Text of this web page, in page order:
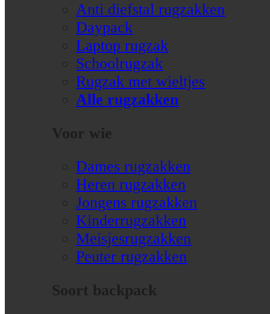
Anti diefstal rugzakken
Daypack
Laptop rugzak
Schoolrugzak
Rugzak met wieltjes
Alle rugzakken
Voor wie
Dames rugzakken
Heren rugzakken
Jongens rugzakken
Kinderrugzakken
Meisjesrugzakken
Peuter rugzakken
Soort backpack